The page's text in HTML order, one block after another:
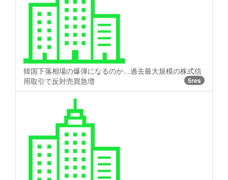
韓国下落相場の爆弾になるのか…過去最大規模の株式信
用取引で反対売買急増
5res